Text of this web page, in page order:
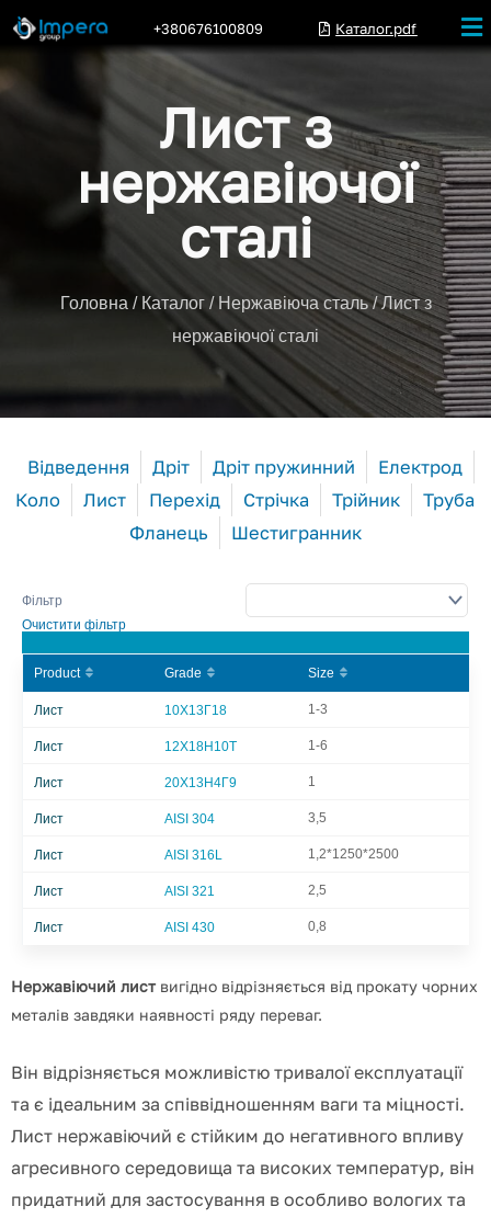
+380676100809 Каталог.pdf
Лист з
нержавіючої
сталі
Головна / Каталог/ Нержавіюча сталь/ Лист з
нержавіючої сталі
Відведення Дріт Дріт пружинний
Електрод
Коло
Лист Перехід Стрічка Трійник
Труба
Фланець
Шестигранник
Фільтр
Очистити фільтр
Product Grade Size
Лист 10Х13Г18 1-3
Лист 12Х18Н10Т 1-6
Лист 20Х13Н4Г9 1
Лист AISI 304 3,5
Лист AISI 316L 1,2*1250*2500
Лист AISI 321 2,5
Лист AISI 430 0,8
Нержавіючий листвигідно відрізняється від прокату чорних
металів завдяки наявності ряду переваг.
Він відрізняється можливістю тривалої експлуатації
та є ідеальним за співвідношенням ваги та міцності.
Лист нержавіючий є стійким до негативного впливу
агресивного середовища та високих температур, він
придатний для застосування в особливо вологих та